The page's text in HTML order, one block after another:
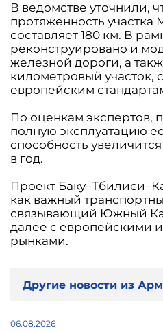
В ведомстве уточнили,
протяженность участка
составляет 180 км. В
реконструировано и
железной дороги, а
километровый участок,
европейским
По оценкам экспертов,
полную эксплуатацию
способность
в год.
Проект
как важный
связывающий Южный
далее с европейскими
рынками.
Другие новости из
06.08.2026